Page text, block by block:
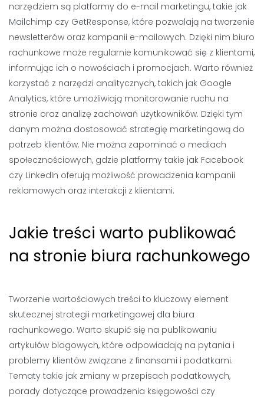
narzędziem są platformy do e-mail marketingu, takie jak
Mailchimp czy GetResponse, które pozwalają na tworzenie
newsletterów oraz kampanii e-mailowych. Dzięki nim biuro
rachunkowe może regularnie komunikować się z klientami,
informując ich o nowościach i promocjach. Warto również
korzystać z narzędzi analitycznych, takich jak Google
Analytics, które umożliwiają monitorowanie ruchu na
stronie oraz analizę zachowań użytkowników. Dzięki tym
danym można dostosować strategię marketingową do
potrzeb klientów. Nie można zapominać o mediach
społecznościowych, gdzie platformy takie jak Facebook
czy LinkedIn oferują możliwość prowadzenia kampanii
reklamowych oraz interakcji z klientami.
Jakie treści warto publikować
na stronie biura rachunkowego
Tworzenie wartościowych treści to kluczowy element
skutecznej strategii marketingowej dla biura
rachunkowego. Warto skupić się na publikowaniu
artykułów blogowych, które odpowiadają na pytania i
problemy klientów związane z finansami i podatkami.
Tematy takie jak zmiany w przepisach podatkowych,
porady dotyczące prowadzenia księgowości czy